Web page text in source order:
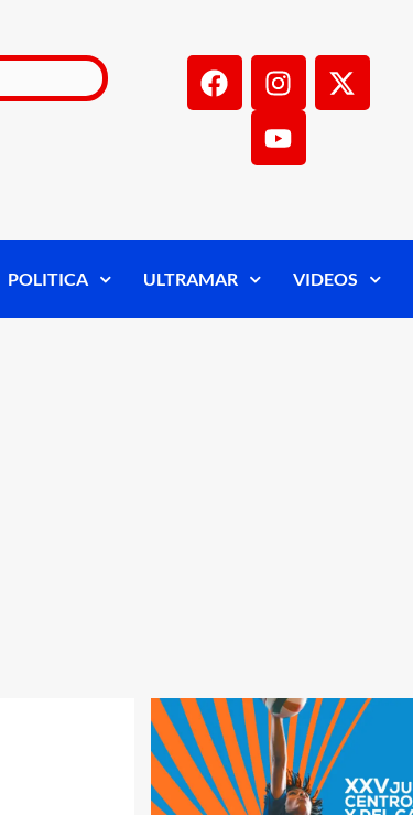
POLITICA ULTRAMAR VIDEOS